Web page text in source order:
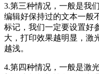
3.第三种情况，一般是我
编辑好保持过的文本一般
标记，我们一定要设置好
大，打印效果越明显，激
越浅。
4.第四种情况，一般是激